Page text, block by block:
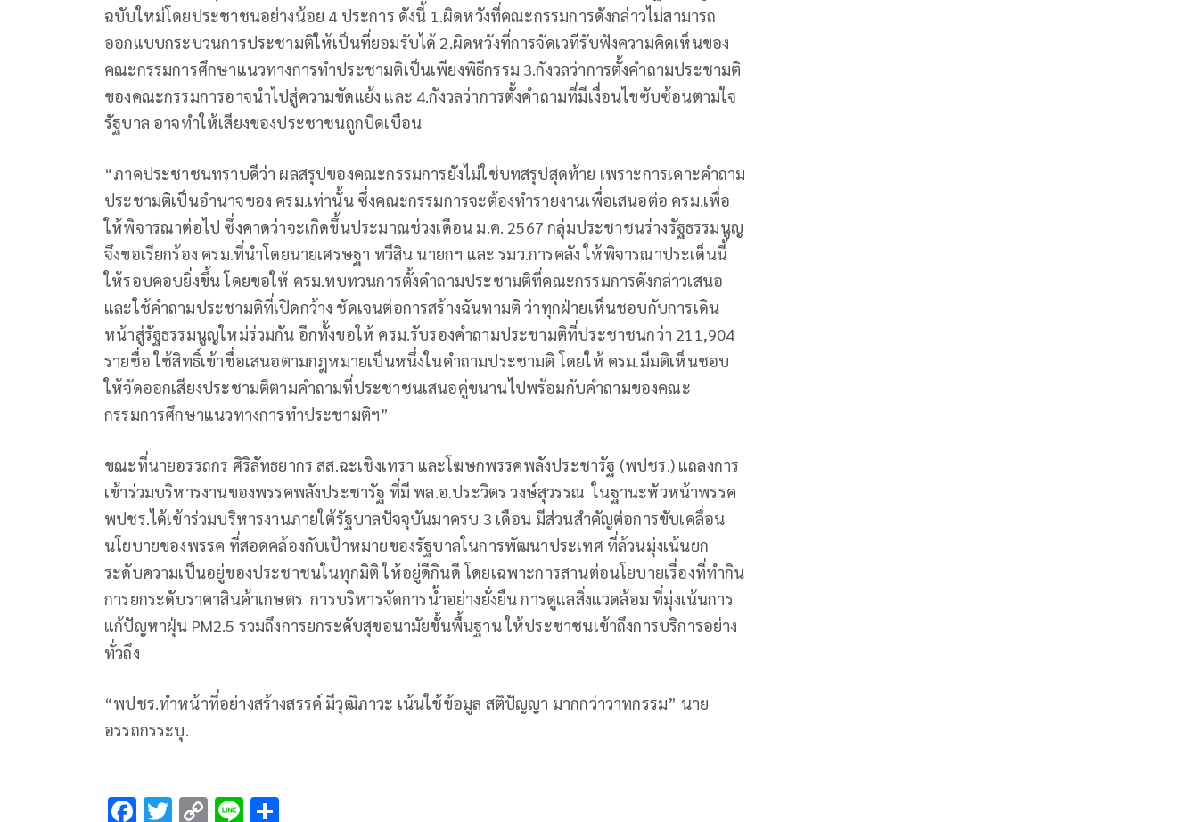
ฉบับใหม่โดยประชาชนอย่างน้อย 4 ประการ ดังนี้ 1.ผิดหวังที่คณะกรรมการดังกล่าวไม่สามารถ
ออกแบบกระบวนการประชามติให้เป็นที่ยอมรับได้ 2.ผิดหวังที่การจัดเวทีรับฟังความคิดเห็นของ
คณะกรรมการศึกษาแนวทางการทำประชามติเป็นเพียงพิธีกรรม 3.กังวลว่าการตั้งคำถามประชามติ
ของคณะกรรมการอาจนำไปสู่ความขัดแย้ง และ 4.กังวลว่าการตั้งคำถามที่มีเงื่อนไขซับซ้อนตามใจ
รัฐบาล อาจทำให้เสียงของประชาชนถูกบิดเบือน
“ภาคประชาชนทราบดีว่า ผลสรุปของคณะกรรมการยังไม่ใช่บทสรุปสุดท้าย เพราะการเคาะคำถาม
ประชามติเป็นอำนาจของ ครม.เท่านั้น ซึ่งคณะกรรมการจะต้องทำรายงานเพื่อเสนอต่อ ครม.เพื่อ
ให้พิจารณาต่อไป ซึ่งคาดว่าจะเกิดขึ้นประมาณช่วงเดือน ม.ค. 2567 กลุ่มประชาชนร่างรัฐธรรมนูญ
จึงขอเรียกร้อง ครม.ที่นำโดยนายเศรษฐา ทวีสิน นายกฯ และ รมว.การคลัง ให้พิจารณาประเด็นนี้
ให้รอบคอบยิ่งขึ้น โดยขอให้ ครม.ทบทวนการตั้งคำถามประชามติที่คณะกรรมการดังกล่าวเสนอ
และใช้คำถามประชามติที่เปิดกว้าง ชัดเจนต่อการสร้างฉันทามติ ว่าทุกฝ่ายเห็นชอบกับการเดิน
หน้าสู่รัฐธรรมนูญใหม่ร่วมกัน อีกทั้งขอให้ ครม.รับรองคำถามประชามติที่ประชาชนกว่า 211,904
รายชื่อ ใช้สิทธิ์เข้าชื่อเสนอตามกฎหมายเป็นหนึ่งในคำถามประชามติ โดยให้ ครม.มีมติเห็นชอบ
ให้จัดออกเสียงประชามติตามคำถามที่ประชาชนเสนอคู่ขนานไปพร้อมกับคำถามของคณะ
กรรมการศึกษาแนวทางการทำประชามติฯ”
ขณะที่นายอรรถกร ศิริลัทธยากร สส.ฉะเชิงเทรา และโฆษกพรรคพลังประชารัฐ (พปชร.) แถลงการ
เข้าร่วมบริหารงานของพรรคพลังประชารัฐ ที่มี พล.อ.ประวิตร วงษ์สุวรรณ ในฐานะหัวหน้าพรรค
พปชร.ได้เข้าร่วมบริหารงานภายใต้รัฐบาลปัจจุบันมาครบ 3 เดือน มีส่วนสำคัญต่อการขับเคลื่อน
นโยบายของพรรค ที่สอดคล้องกับเป้าหมายของรัฐบาลในการพัฒนาประเทศ ที่ล้วนมุ่งเน้นยก
ระดับความเป็นอยู่ของประชาชนในทุกมิติ ให้อยู่ดีกินดี โดยเฉพาะการสานต่อนโยบายเรื่องที่ทำกิน
การยกระดับราคาสินค้าเกษตร การบริหารจัดการน้ำอย่างยั่งยืน การดูแลสิ่งแวดล้อม ที่มุ่งเน้นการ
แก้ปัญหาฝุ่น PM2.5 รวมถึงการยกระดับสุขอนามัยขั้นพื้นฐาน ให้ประชาชนเข้าถึงการบริการอย่าง
ทั่วถึง
“พปชร.ทำหน้าที่อย่างสร้างสรรค์ มีวุฒิภาวะ เน้นใช้ข้อมูล สติปัญญา มากกว่าวาทกรรม” นาย
อรรถกรระบุ.
F T C Li